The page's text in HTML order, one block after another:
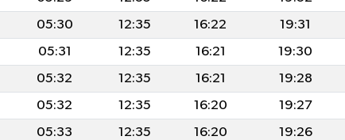
05:30 12:35 16:22 19:31
05:31 12:35 16:21 19:30
05:32 12:35 16:21 19:28
05:32 12:35 16:20 19:27
05:33 12:35 16:20 19:26